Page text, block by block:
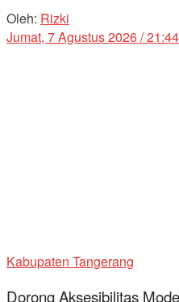
Oleh: Rizki
Jumat, 7 Agustus 2026 /
Kabupaten Tangerang
Dorong Aksesibilitas